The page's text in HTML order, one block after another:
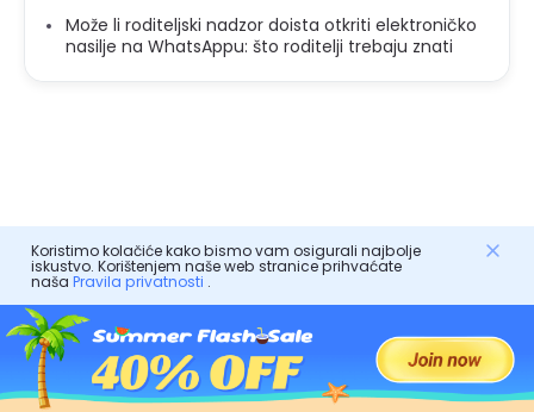
Može li roditeljski nadzor doista otkriti elektroničko
nasilje na WhatsAppu: što roditelji trebaju znati
FlashGet Kids
Koristimo kolačiće kako bismo vam osigurali najbolje
iskustvo. Korištenjem naše web stranice prihvaćate
naša Pravila privatnosti .